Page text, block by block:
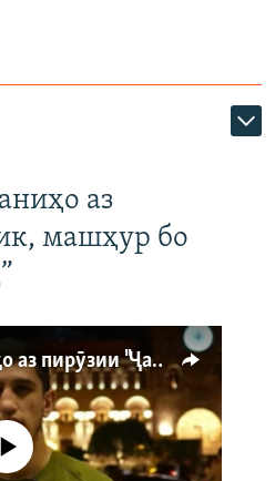
аз
машҳур бо
Ҳаводории арманиҳо аз пирӯзии "Ҷаллод"-и тоҷик
намекунад